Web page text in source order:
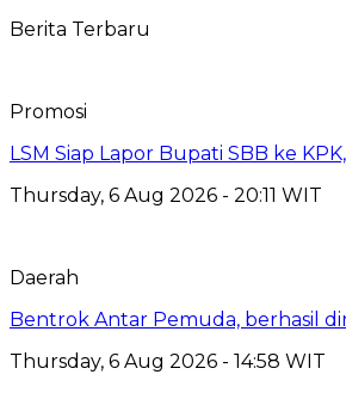
Berita Terbaru
Promosi
LSM Siap Lapor Bupati SBB ke
Thursday, 6 Aug 2026 - 20:11 WIT
Daerah
Bentrok Antar Pemuda, berhasil
Thursday, 6 Aug 2026 - 14:58 WIT